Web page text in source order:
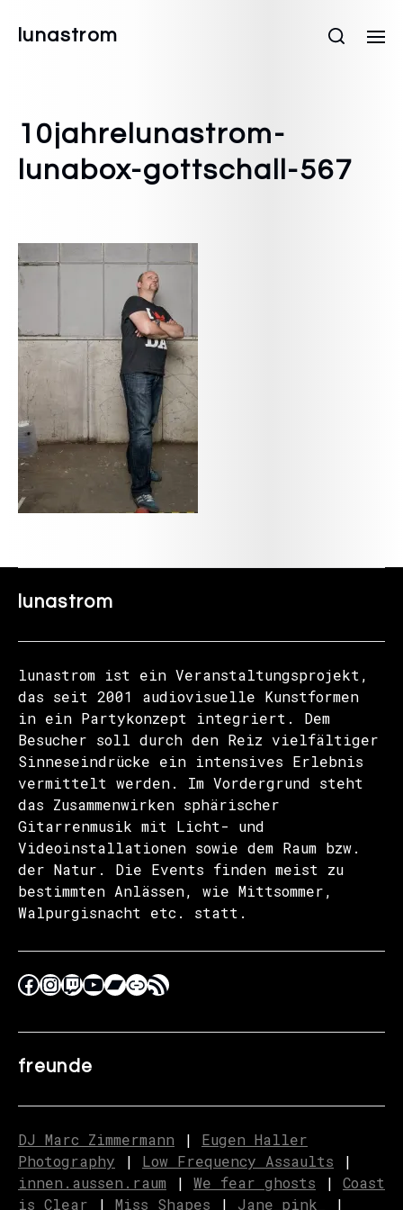
lunastrom
10jahrelunastrom-
lunabox-gottschall-567
lunastrom
lunastrom ist ein Veranstaltungsprojekt,
das seit 2001 audiovisuelle Kunstformen
in ein Partykonzept integriert. Dem
Besucher soll durch den Reiz vielfältiger
Sinneseindrücke ein intensives Erlebnis
vermittelt werden. Im Vordergrund steht
das Zusammenwirken sphärischer
Gitarrenmusik mit Licht- und
Videoinstallationen sowie dem Raum bzw.
der Natur. Die Events finden meist zu
bestimmten Anlässen, wie Mittsommer,
Walpurgisnacht etc. statt.
freunde
DJ Marc Zimmermann | Eugen Haller
Photography | Low Frequency Assaults |
innen.aussen.raum | We fear ghosts | Coast
is Clear | Miss Shapes | Jane_pink_ |